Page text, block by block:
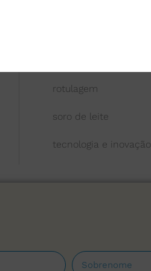
rotulagem
soro de leite
tecnologia e inovação